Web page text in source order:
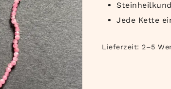
Jede Kette
Lieferzeit: 2–5